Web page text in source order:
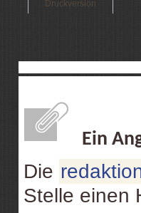
Druckversion
Ein
Die
Stelle einen